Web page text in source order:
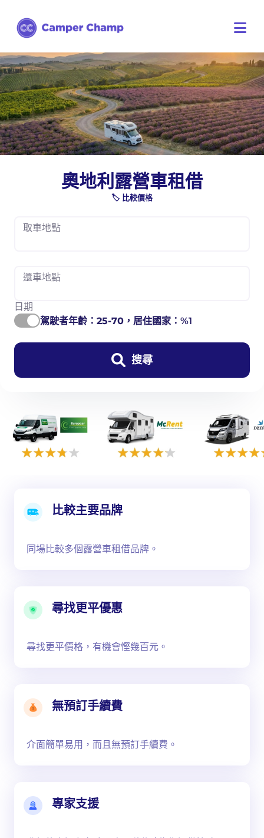
奧地利露營車租借
🏷️ 比較價格
取車地點
還車地點
日期
駕駛者年齡： 25-70 ，居住國家：%1
搜尋
比較主要品牌
同場比較多個露營車租借品牌。
尋找更平優惠
尋找更平價格，有機會慳幾百元。
無預訂手續費
介面簡單易用，而且無預訂手續費。
專家支援